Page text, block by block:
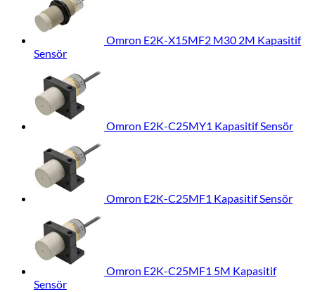
Omron E2K-X15MF2 M30 2M Kapasitif
Sensör
Omron E2K-C25MY1 Kapasitif Sensör
Omron E2K-C25MF1 Kapasitif Sensör
Omron E2K-C25MF1 5M Kapasitif
Sensör